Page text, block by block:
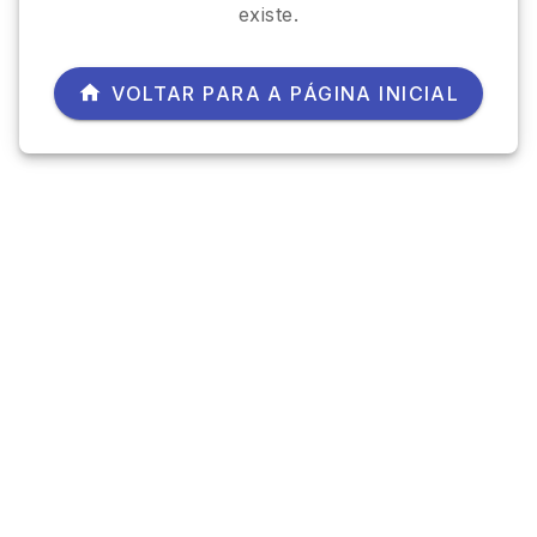
existe.
VOLTAR PARA A PÁGINA INICIAL